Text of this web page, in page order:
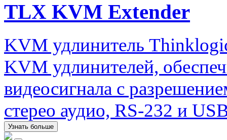
TLX KVM Extender
KVM удлинитель
KVM удлинителей,
видеосигнала с
стерео аудио, RS-232 и
Узнать больше